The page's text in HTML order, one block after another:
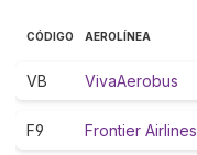
CÓDIGO AEROLÍNEA
VB VivaAerobus
F9 Frontier Airlines